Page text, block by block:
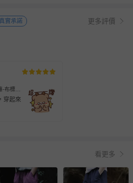
真實承諾 更多評價
布標-
穿起來
看更多